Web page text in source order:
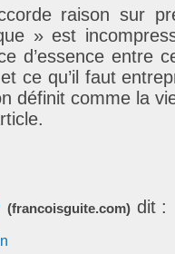
raison sur
» est
d’essence entre
ce qu’il faut
définit comme la
(francoisguite.com) dit :